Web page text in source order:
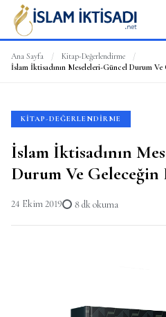
ARA
Ana Sayfa / Kitap-Değerlendirme
/
KITAP-DEĞERLENDIRME
İslam İktisadının
Durum Ve
24 Ekim 2019 8 dk okuma